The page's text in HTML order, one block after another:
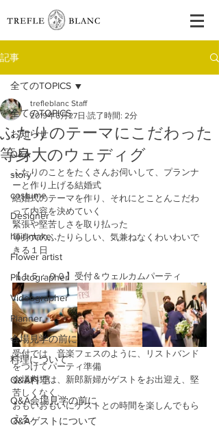
記事
全てのTOPICS
お知らせ
Q&A
story
costume
Designer
hair make
Flower artist
Photographer
Videographer
Planner
会場見学の前に
料理について
Q&A料理
Q&A会場見学の前に
Q&Aゲストについて
全てのTOPICS
ふたりのテーマにこだわった
等身大のウェディグ
trefleblanc Staff
2019年6月27日 読了時間: 2分
ふたりのことをたくさんお伺いして、プランナ
ーと作り上げる結婚式
結婚式のテーマを作り、それにとことんこだわ
って内容を決めていく
緊張や堅苦しさを取り払った
等身大のふたりらしい、気兼ねなくわいわいで
きる１日
【１５：００】受付＆ウェルカムパーティ
受付では、音楽フェスのように、リストバンド
をつけてパーティ準備
会場内では、新郎新婦がゲストをお出迎え、堅
苦しくなく、
おもいおもいにゲストとの時間を楽しんでもら
える